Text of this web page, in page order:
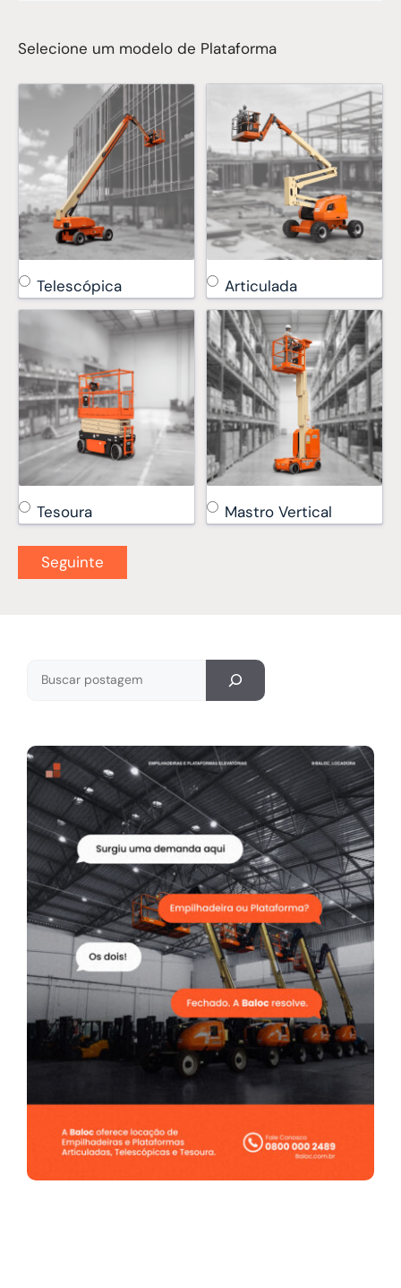
Selecione um modelo de Plataforma
Telescópica Articulada
Tesoura Mastro Vertical